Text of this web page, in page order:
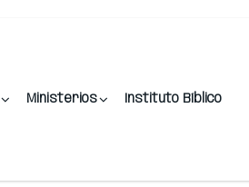
Ministerios Instituto Bíblico